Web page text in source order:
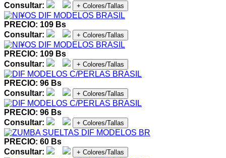
Consultar:
+ Colores/Tallas
PRECIO: 109 Bs
Consultar:
+ Colores/Tallas
PRECIO: 109 Bs
Consultar:
+ Colores/Tallas
PRECIO: 96 Bs
Consultar:
+ Colores/Tallas
PRECIO: 96 Bs
Consultar:
+ Colores/Tallas
PRECIO: 60 Bs
Consultar:
+ Colores/Tallas